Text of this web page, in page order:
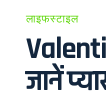
लाइफस्टाइल
जानें